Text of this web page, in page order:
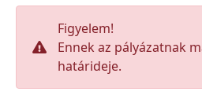
Figyelem!
Ennek az pályázatnak
határideje.